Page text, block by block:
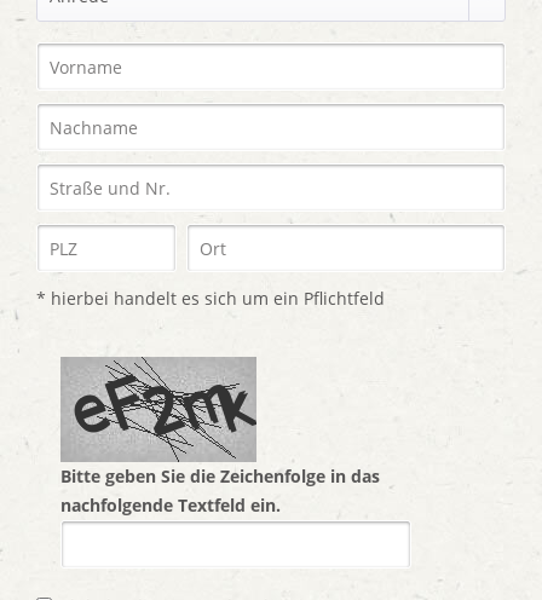
* hierbei handelt es sich um ein Pflichtfeld
Bitte geben Sie die Zeichenfolge in das
nachfolgende Textfeld ein.